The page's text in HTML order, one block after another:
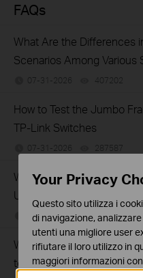
FAQs
What Are the Differences
Scenarios Among Various
07-31-2026 407202
How to Test the Jumbo
TP-Link Switches
07-31-2026 287587
Why Are the Ethernet
Unmanaged Switch?
07-17-2026 415708
What Can I Do If My PC Is
to a TP-Link Unmanaged
Your Privacy
Questo sito utilizza i
di navigazione,
utenti una migliore user
rifiutare il loro utilizzo in
maggiori informazioni